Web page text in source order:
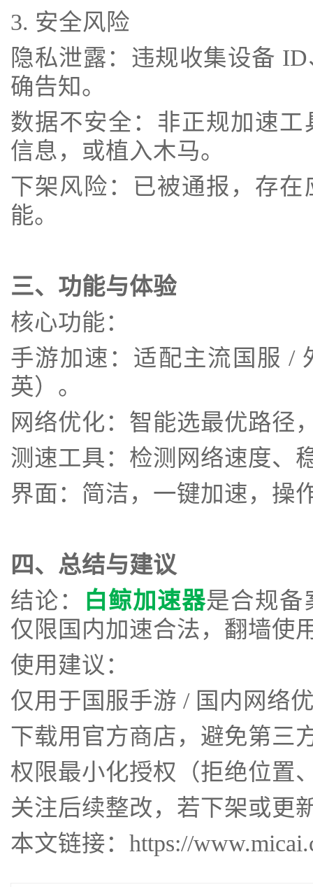
3. 安全风险
隐私泄露：违规收集设备
确告知。
数据不安全：非正规加速
信息，或植入木马。
下架风险：已被通报，存
能。
三、功能与体验
核心功能：
手游加速：适配主流国服 /
英）。
网络优化：智能选最优路径
测速工具：检测网络速度、
界面：简洁，一键加速，操
四、总结与建议
结论：
白鲸加速器是合规备
仅限国内加速合法，翻墙使
使用建议：
仅用于国服手游 / 国内网络
下载用官方商店，避免第三
权限最小化授权（拒绝位置
关注后续整改，若下架或更
本文链接：https://